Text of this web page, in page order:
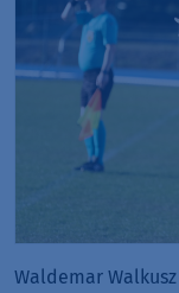
Waldemar